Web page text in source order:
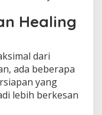
Healing
dari
ada beberapa
yang
lebih berkesan